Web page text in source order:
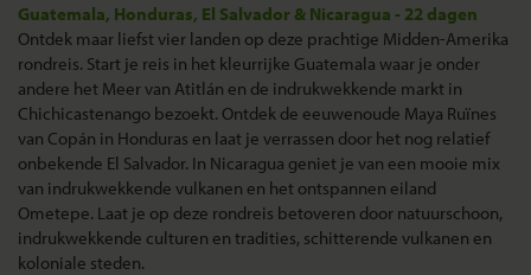
Guatemala, Honduras, El Salvador & Nicaragua - 22 dagen
Ontdek maar liefst vier landen op deze prachtige Midden-Amerika
rondreis. Start je reis in het kleurrijke Guatemala waar je onder
andere het Meer van Atitlán en de indrukwekkende markt in
Chichicastenango bezoekt. Ontdek de eeuwenoude Maya Ruïnes
van Copán in Honduras en laat je verrassen door het nog relatief
onbekende El Salvador. In Nicaragua geniet je van een mooie mix
van indrukwekkende vulkanen en het ontspannen eiland
Ometepe. Laat je op deze rondreis betoveren door natuurschoon,
indrukwekkende culturen en tradities, schitterende vulkanen en
koloniale steden.